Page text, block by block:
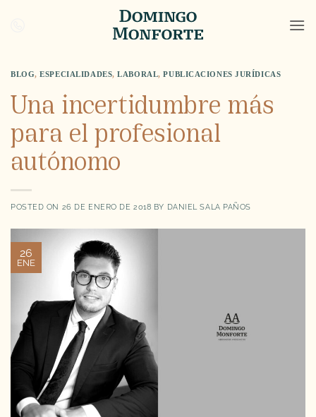
BLOG,ESPECIALIDADES,LABORAL,PUBLICACIONES JURÍDICAS
Una incertidumbre más
para el profesional
autónomo
POSTED ON 26 DE ENERO DE 2018 BY DANIEL SALA PAÑOS
26
ENE